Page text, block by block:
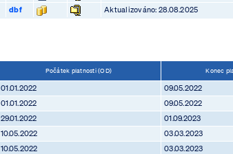
dbf
Aktualizováno: 28.08.2025
Počátek platnosti (OD) Konec
01.01.2022
09.05.2022
01.01.2022
09.05.2022
29.01.2022
01.09.2023
10.05.2022
03.03.2023
10.05.2022
03.03.2023